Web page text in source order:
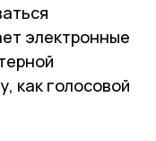
электронные
как голосовой